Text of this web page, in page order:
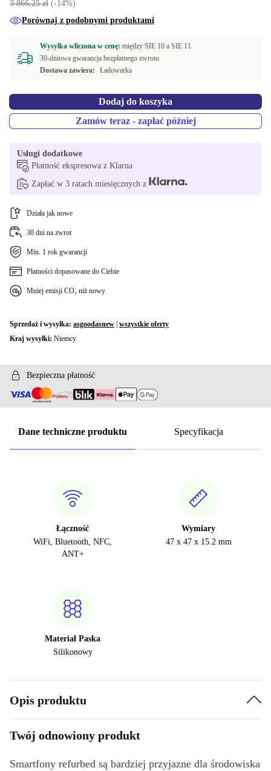
3 866,25 zł (-14%)
Porównaj z podobnymi produktami
Wysyłka wliczona w cenę: między SIE 10 a SIE 11
30-dniowa gwarancja bezpłatnego zwrotu
Dostawa zawiera:
Ładowarka
Dodaj do koszyka
Zamów teraz - zapłać później
Usługi dodatkowe
Płatność ekspresowa z Klarna
Zapłać w 3 ratach miesięcznych z
Działa jak nowe
30 dni na zwrot
Min. 1 rok gwarancji
Płatności dopasowane do Ciebie
Mniej emisji CO₂ niż nowy
Sprzedaż i wysyłka: asgoodasnew wszystkie oferty
Kraj wysyłki: Niemcy
Bezpieczna płatność
Dane techniczne produktu Specyfikacja
Łączność
WiFi, Bluetooth, NFC,
ANT+
Wymiary
47 x 47 x 15.2 mm
Materiał Paska
Silikonowy
Opis produktu
Twój odnowiony produkt
Smartfony refurbed są bardziej przyjazne dla środowiska